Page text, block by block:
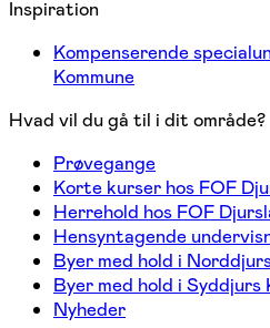
Inspiration
Kompenserende
Kommune
Hvad vil du gå til i dit område?
Prøvegange
Korte kurser hos FOF
Herrehold hos FOF
Hensyntagende
Byer med hold i
Byer med hold i Syddjurs
Nyheder